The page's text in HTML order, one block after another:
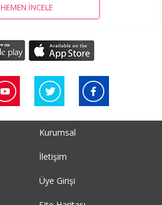
HEMEN İNCELE
Kurumsal
İletişim
Üye Girişi